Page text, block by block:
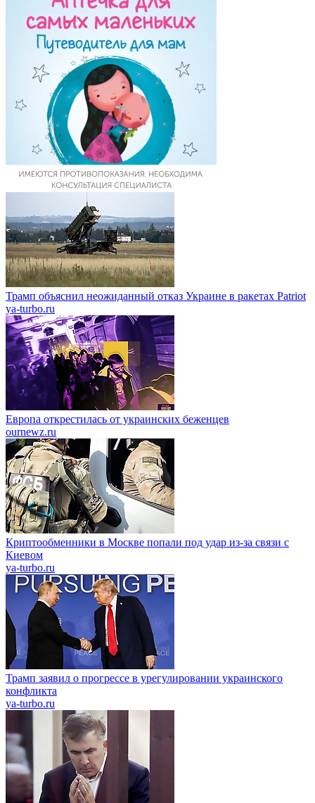
Трамп объяснил неожиданный отказ Украине в ракетах Patriot
ya-turbo.ru
Европа открестилась от украинских беженцев
ournewz.ru
Криптообменники в Москве попали под удар из-за связи с
Киевом
ya-turbo.ru
Трамп заявил о прогрессе в урегулировании украинского
конфликта
ya-turbo.ru